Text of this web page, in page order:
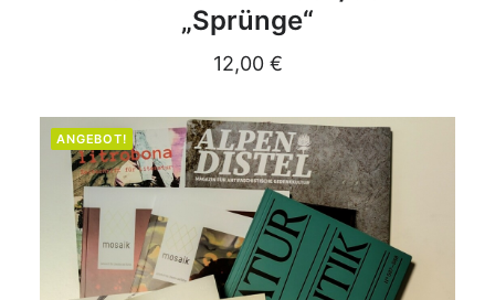
„Sprünge“
12,00 €
ANGEBOT!